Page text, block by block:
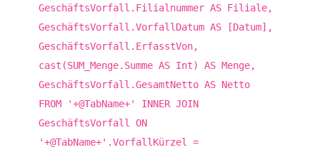
GeschäftsVorfall.Filialnummer AS Filiale,
GeschäftsVorfall.VorfallDatum AS [Datum],
GeschäftsVorfall.ErfasstVon,
cast(SUM_Menge.Summe AS Int) AS Menge,
GeschäftsVorfall.GesamtNetto AS Netto
FROM '+@TabName+' INNER JOIN
GeschäftsVorfall ON
'+@TabName+'.VorfallKürzel =